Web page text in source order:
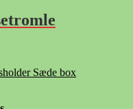
Sæde box